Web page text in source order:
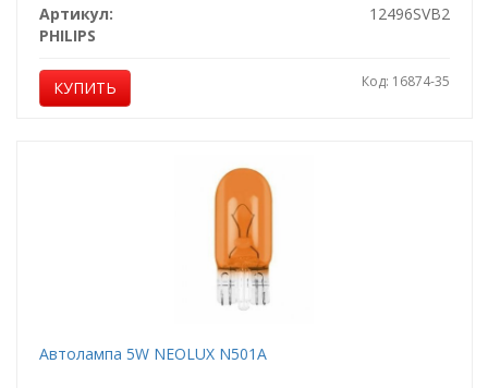
Артикул:
12496SVB2
PHILIPS
КУПИТЬ Код: 16874-35
Автолампа 5W NEOLUX N501A